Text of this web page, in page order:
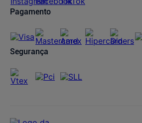
Pagamento
Segurança